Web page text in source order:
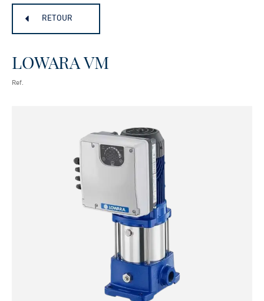
RETOUR
LOWARA VM
Ref.